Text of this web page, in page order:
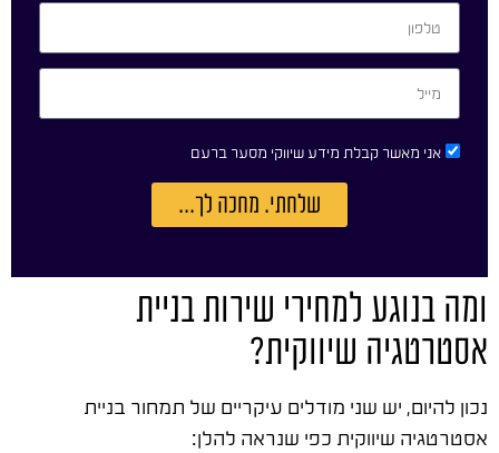
אני מאשר קבלת מידע שיווקי מסער ברעם
שלחתי. מחכה לך...
ומה בנוגע למחירי שירות בניית
אסטרטגיה שיווקית?
נכון להיום, יש שני מודלים עיקריים של תמחור בניית
אסטרטגיה שיווקית כפי שנראה להלן: